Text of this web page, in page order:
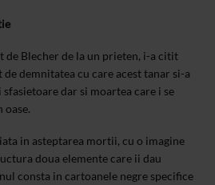
de Blecher de la un prieten, i-a citit
demnitatea cu care acest tanar si-a
dar si moartea care i se
oase.
in asteptarea mortii, cu o imagine
doua elemente care ii dau
consta in cartoanele negre specifice